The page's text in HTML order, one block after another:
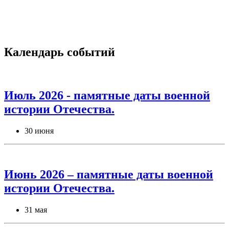
Календарь событий
Июль 2026 - памятные даты военной
истории Отечества.
30 июня
Июнь 2026 – памятные даты военной
истории Отечества.
31 мая